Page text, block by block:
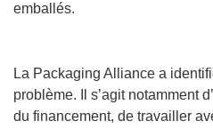
emballés.
La Packaging Alliance a
problème. Il s’agit notamment
du financement, de travailler